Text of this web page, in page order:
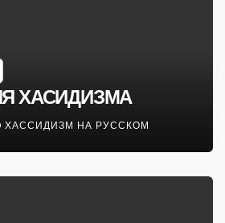
ХАСИДИЗМА
ХАССИДИЗМ НА РУССКОМ